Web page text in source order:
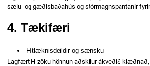
sælu- og gæðisbaðahús og stórmagnspantanir
4. Tækifæri
Fítlæknisdeildir og sænsku
Lagfært H-zöku hönnun aðskilur ákveðið klæðnað,